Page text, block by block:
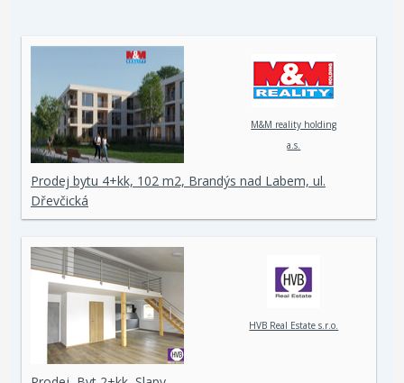
M&M reality holding
a.s.
Prodej bytu 4+kk, 102 m2, Brandýs nad Labem, ul.
Dřevčická
HVB Real Estate s.r.o.